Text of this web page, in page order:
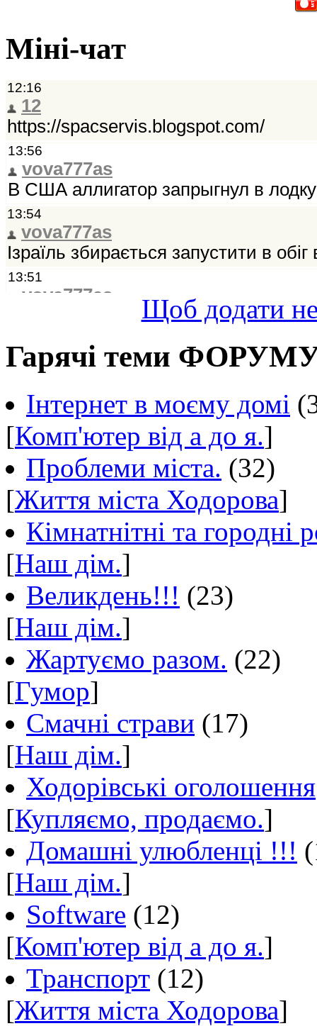
Міні-чат
Щоб додати
Гарячі теми
Інтернет в моєму домі
[Комп'ютер від а до я.]
Проблеми міста. (32)
[Життя міста Ходорова]
Кімнатнітні та городні
[Наш дім.]
Великдень!!! (23)
[Наш дім.]
Жартуємо разом. (22)
[Гумор]
Смачні страви (17)
[Наш дім.]
Ходорівські оголошення
[Купляємо, продаємо.]
Домашні улюбленці !!!
[Наш дім.]
Software (12)
[Комп'ютер від а до я.]
Транспорт (12)
[Життя міста Ходорова]